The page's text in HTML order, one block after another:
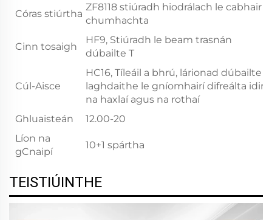
Córas stiúrtha
ZF8118 stiúradh hiodrálach le cabhair
chumhachta
Cinn tosaigh
HF9, Stiúradh le beam trasnán
dúbailte T
Cúl-Aisce
HC16, Tíleáil a bhrú, lárionad dúbailte
laghdaithe le gníomhairí difreálta idir
na haxlaí agus na rothaí
Ghluaisteán
12.00-20
Líon na
gCnaipí
10+1 spártha
TEISTIÚINTHE